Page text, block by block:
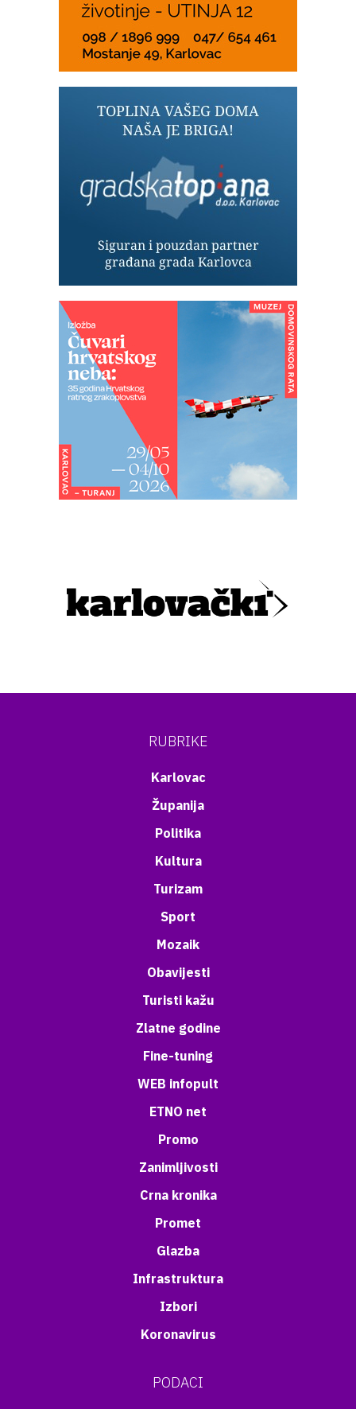
RUBRIKE
Karlovac
Županija
Politika
Kultura
Turizam
Sport
Mozaik
Obavijesti
Turisti kažu
Zlatne godine
Fine-tuning
WEB infopult
ETNO net
Promo
Zanimljivosti
Crna kronika
Promet
Glazba
Infrastruktura
Izbori
Koronavirus
PODACI